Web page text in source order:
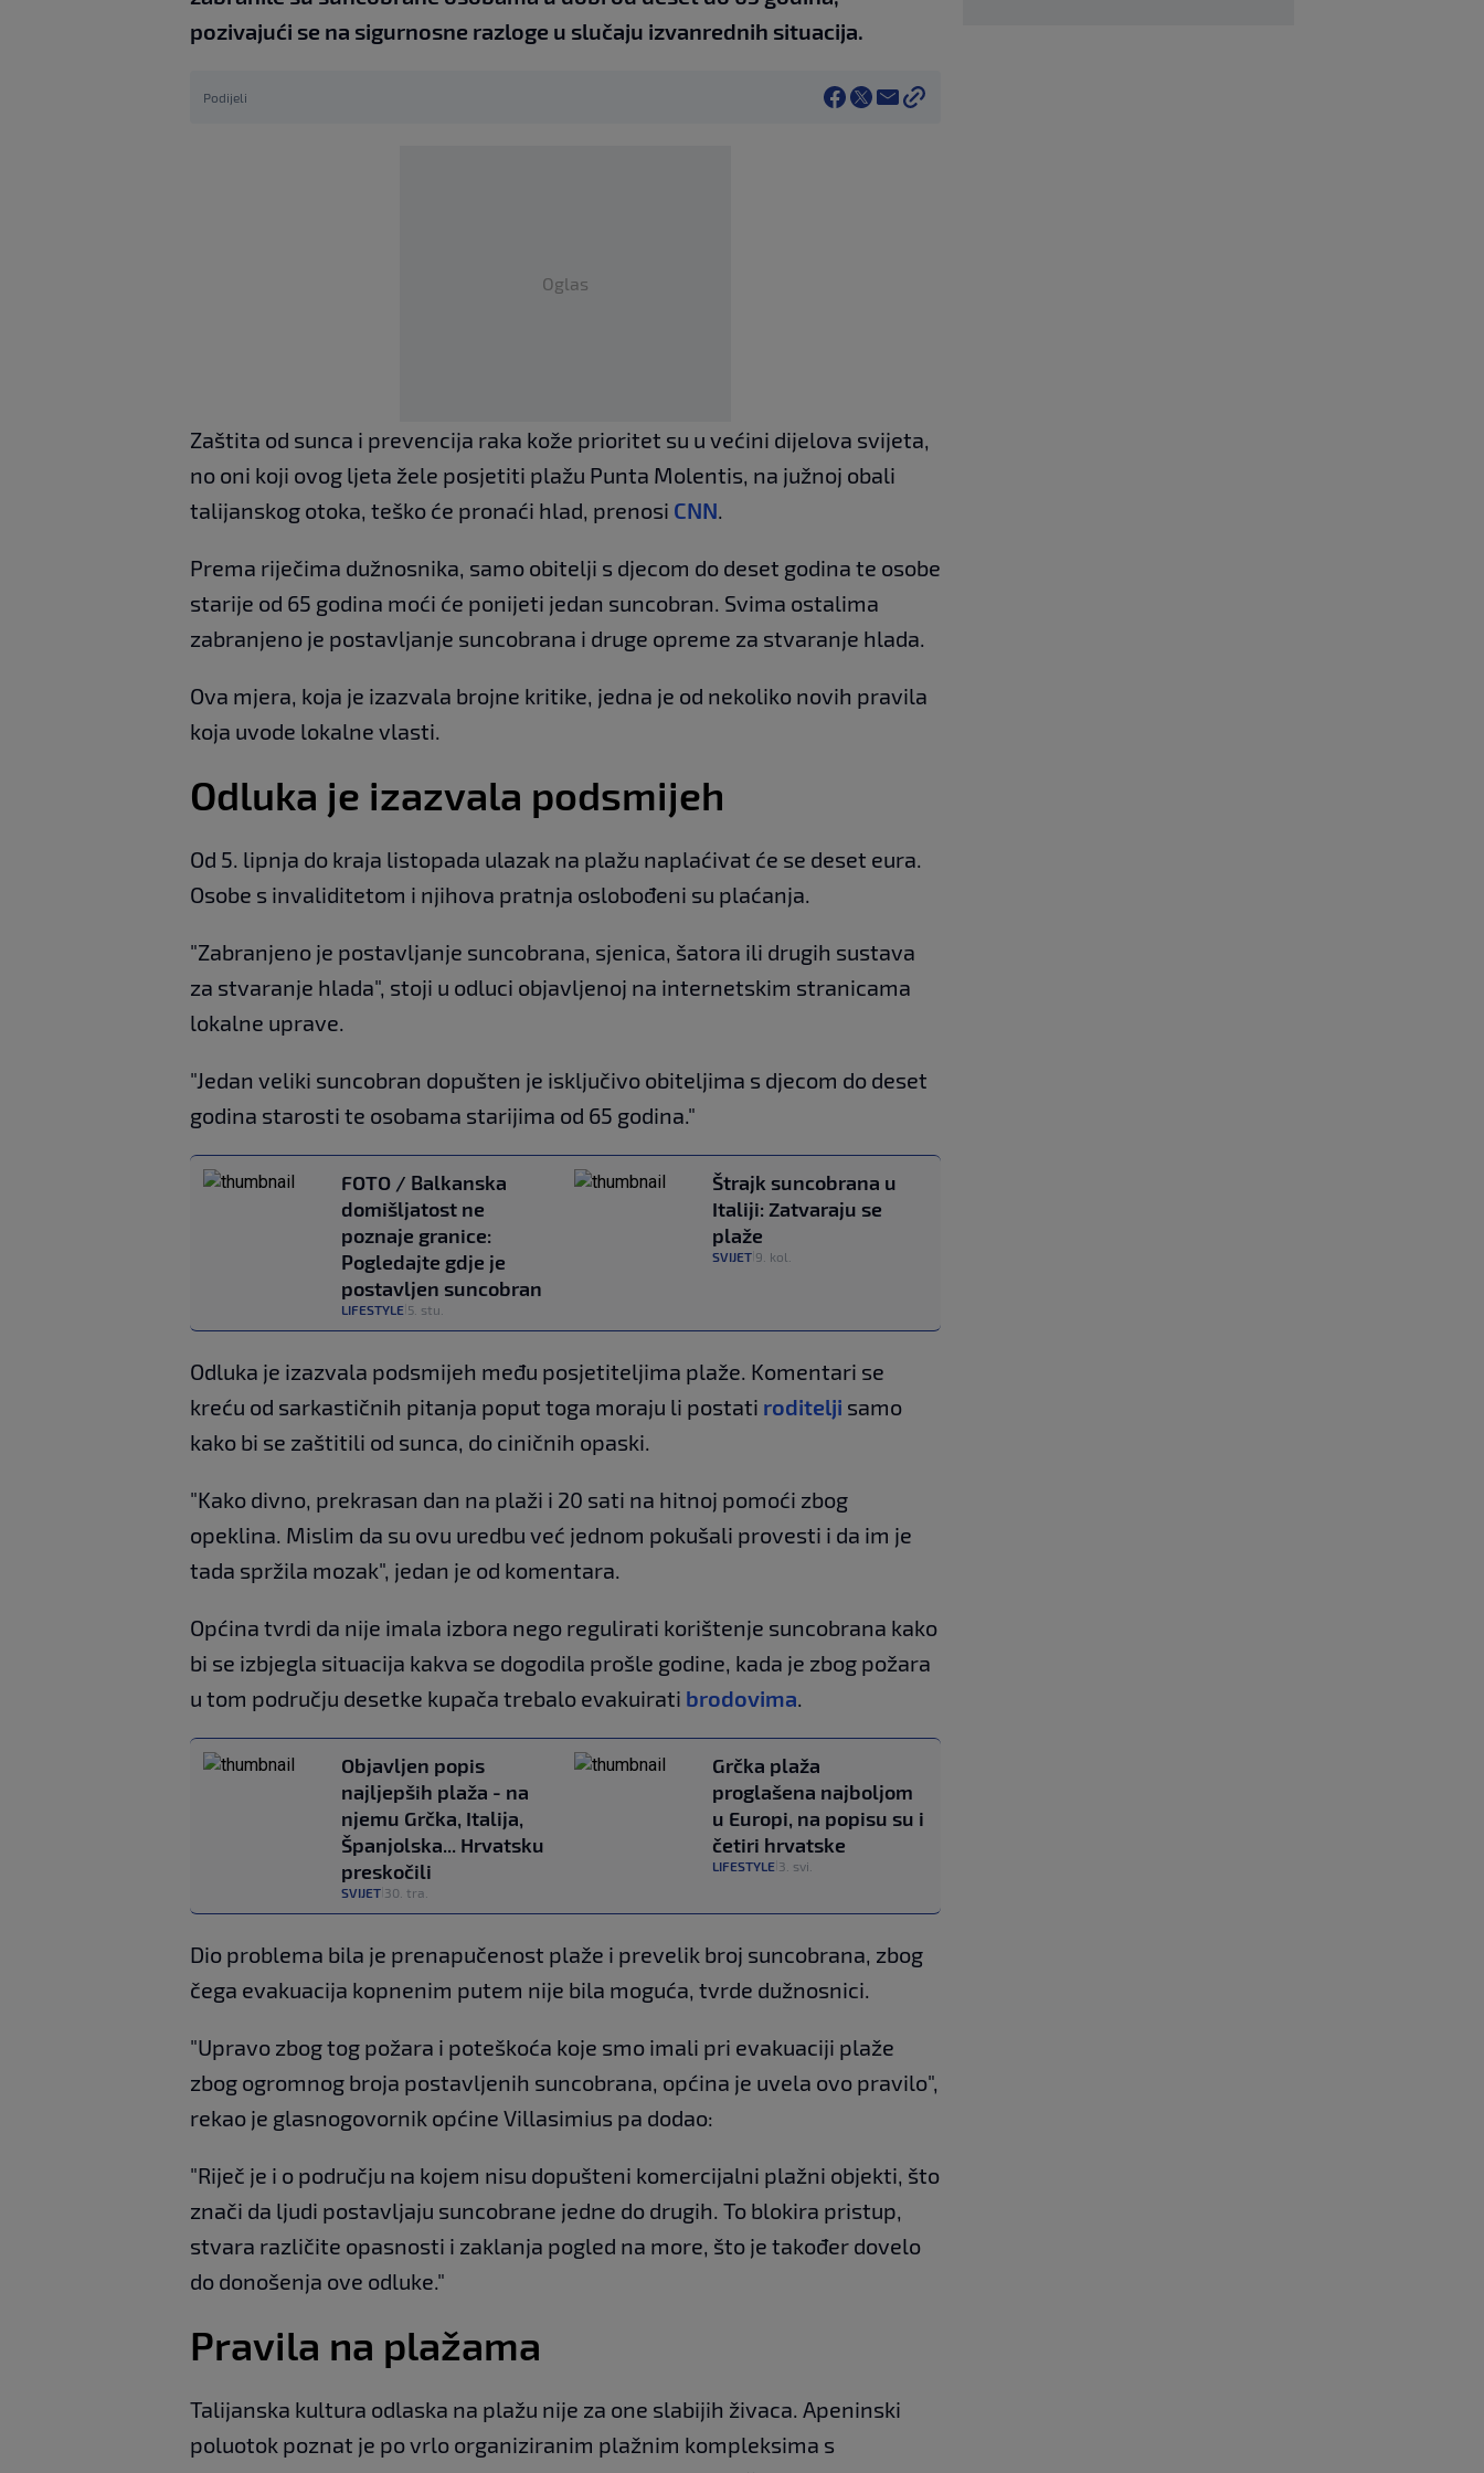
pozivajući se na sigurnosne razloge u slučaju izvanrednih situacija.
Podijeli
Oglas
Zaštita od sunca i prevencija raka kože prioritet su u većini dijelova svijeta,
no oni koji ovog ljeta žele posjetiti plažu Punta Molentis, na južnoj obali
talijanskog otoka, teško će pronaći hlad, prenosi CNN.
Prema riječima dužnosnika, samo obitelji s djecom do deset godina te osobe
starije od 65 godina moći će ponijeti jedan suncobran. Svima ostalima
zabranjeno je postavljanje suncobrana i druge opreme za stvaranje hlada.
Ova mjera, koja je izazvala brojne kritike, jedna je od nekoliko novih pravila
koja uvode lokalne vlasti.
Odluka je izazvala podsmijeh
Od 5. lipnja do kraja listopada ulazak na plažu naplaćivat će se deset eura.
Osobe s invaliditetom i njihova pratnja oslobođeni su plaćanja.
"Zabranjeno je postavljanje suncobrana, sjenica, šatora ili drugih sustava
za stvaranje hlada", stoji u odluci objavljenoj na internetskim stranicama
lokalne uprave.
"Jedan veliki suncobran dopušten je isključivo obiteljima s djecom do deset
godina starosti te osobama starijima od 65 godina."
FOTO / Balkanska
domišljatost ne
poznaje granice:
Pogledajte gdje je
postavljen suncobran
LIFESTYLE 5. stu.
Štrajk suncobrana u
Italiji: Zatvaraju se
plaže
SVIJET 9. kol.
Odluka je izazvala podsmijeh među posjetiteljima plaže. Komentari se
kreću od sarkastičnih pitanja poput toga moraju li postati roditelji samo
kako bi se zaštitili od sunca, do ciničnih opaski.
"Kako divno, prekrasan dan na plaži i 20 sati na hitnoj pomoći zbog
opeklina. Mislim da su ovu uredbu već jednom pokušali provesti i da im je
tada spržila mozak", jedan je od komentara.
Općina tvrdi da nije imala izbora nego regulirati korištenje suncobrana kako
bi se izbjegla situacija kakva se dogodila prošle godine, kada je zbog požara
u tom području desetke kupača trebalo evakuirati brodovima.
Objavljen popis
najljepših plaža - na
njemu Grčka, Italija,
Španjolska... Hrvatsku
preskočili
SVIJET 30. tra.
Grčka plaža
proglašena najboljom
u Europi, na popisu su i
četiri hrvatske
LIFESTYLE 3. svi.
Dio problema bila je prenapučenost plaže i prevelik broj suncobrana, zbog
čega evakuacija kopnenim putem nije bila moguća, tvrde dužnosnici.
"Upravo zbog tog požara i poteškoća koje smo imali pri evakuaciji plaže
zbog ogromnog broja postavljenih suncobrana, općina je uvela ovo pravilo",
rekao je glasnogovornik općine Villasimius pa dodao:
"Riječ je i o području na kojem nisu dopušteni komercijalni plažni objekti, što
znači da ljudi postavljaju suncobrane jedne do drugih. To blokira pristup,
stvara različite opasnosti i zaklanja pogled na more, što je također dovelo
do donošenja ove odluke."
Pravila na plažama
Talijanska kultura odlaska na plažu nije za one slabijih živaca. Apeninski
poluotok poznat je po vrlo organiziranim plažnim kompleksima s